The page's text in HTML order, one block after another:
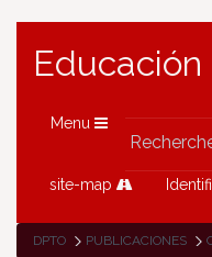
Menu
site-map
DPTO PUBLICACIONES